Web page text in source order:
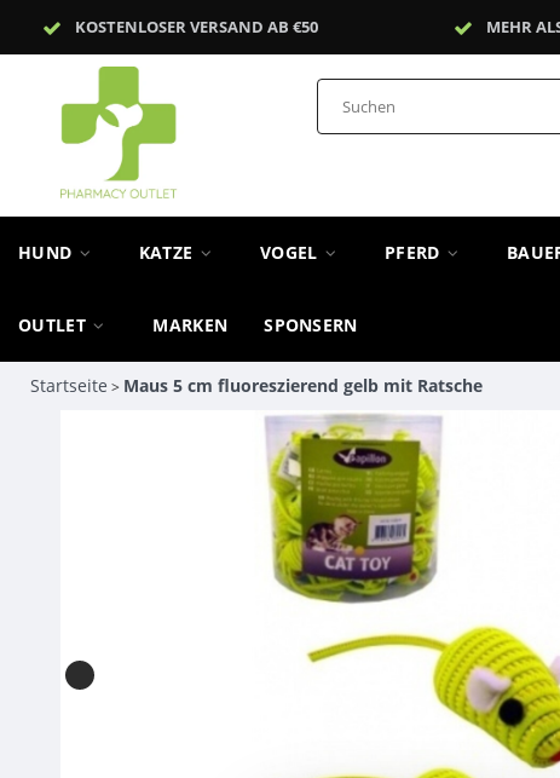
KOSTENLOSER VERSAND AB €50 MEHR
HUND KATZE VOGEL PFERD
OUTLET MARKEN SPONSERN
Startseite > Maus 5 cm fluoreszierend gelb mit Ratsche